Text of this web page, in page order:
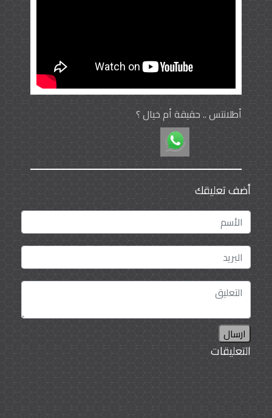
أطلانتس .. حقيقة أم خيال ؟
أضف تعليقك
ارسال
التعليقات